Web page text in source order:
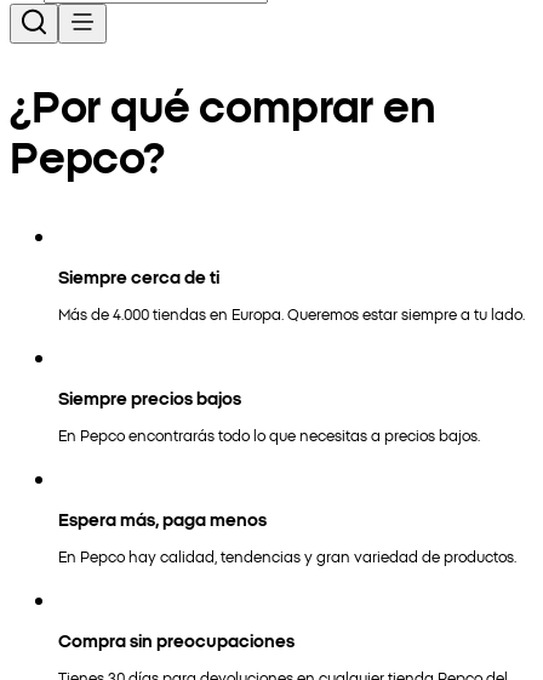
¿Por qué comprar en
Pepco?
Siempre cerca de ti
Más de 4.000 tiendas en Europa. Queremos estar siempre a tu lado.
Siempre precios bajos
En Pepco encontrarás todo lo que necesitas a precios bajos.
Espera más, paga menos
En Pepco hay calidad, tendencias y gran variedad de productos.
Compra sin preocupaciones